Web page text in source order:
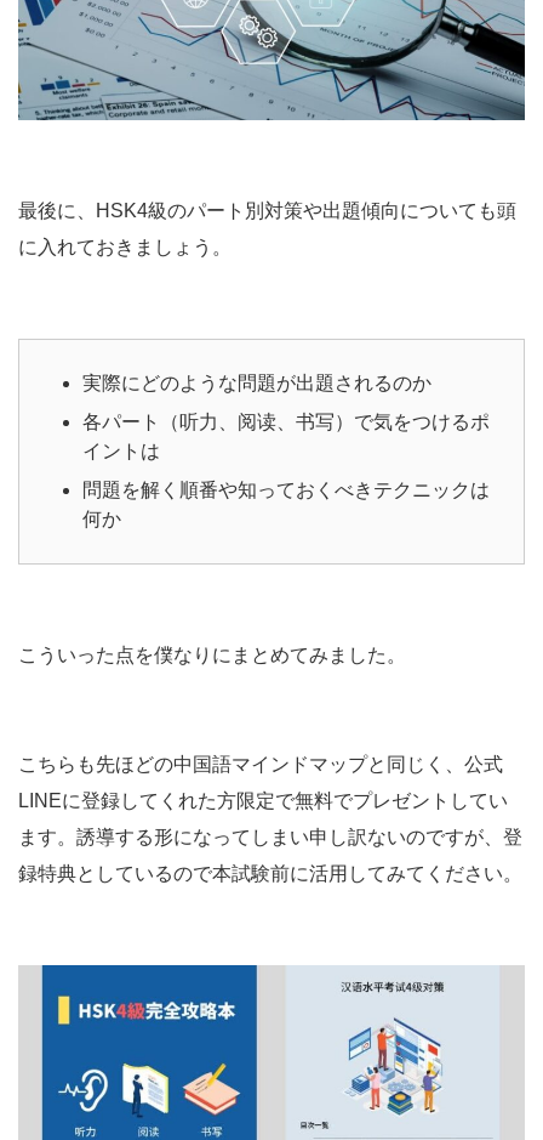
最後に、HSK4級のパート別対策や出題傾向についても頭
に入れておきましょう。
実際にどのような問題が出題されるのか
各パート（听力、阅读、书写）で気をつけるポ
イントは
問題を解く順番や知っておくべきテクニックは
何か
こういった点を僕なりにまとめてみました。
こちらも先ほどの中国語マインドマップと同じく、公式
LINEに登録してくれた方限定で無料でプレゼントしてい
ます。誘導する形になってしまい申し訳ないのですが、登
録特典としているので本試験前に活用してみてください。